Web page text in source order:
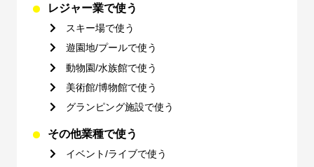
レジャー業で使う
スキー場で使う
遊園地/プールで使う
動物園/水族館で使う
美術館/博物館で使う
グランピング施設で使う
その他業種で使う
イベント/ライブで使う